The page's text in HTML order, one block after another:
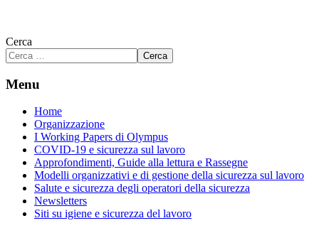
Cerca
Cerca
Menu
Home
Organizzazione
I Working Papers di Olympus
COVID-19 e sicurezza sul lavoro
Approfondimenti, Guide alla lettura e Rassegne
Modelli organizzativi e di gestione della sicurezza sul lavoro
Salute e sicurezza degli operatori della sicurezza
Newsletters
Siti su igiene e sicurezza del lavoro